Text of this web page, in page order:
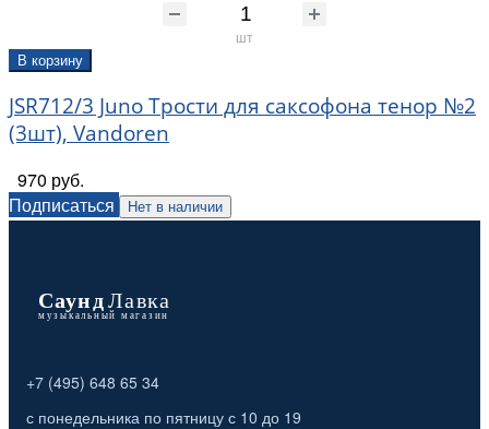
шт
В корзину
JSR712/3 Juno Трости для саксофона тенор №2
(3шт), Vandoren
970 руб.
Подписаться
Нет в наличии
+7 (495) 648 65 34
с понедельника по пятницу с 10 до 19